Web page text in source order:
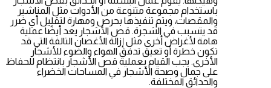
باستخدام مجموعة متنوعة من الأدوات مثل المناشير
والمقصات، ويتم تنفيذها بحرص ومهارة لتقليل أي ضرر
قد يتسبب في الشجرة. قص الأشجار يعد أيضًا عملية
هامة لأغراض أخرى مثل إزالة الأغصان التالفة التي قد
تكون خطرة أو تعيق تدفق الهواء والضوء للأشجار
الأخرى. يجب القيام بعملية قص الأشجار بانتظام للحفاظ
على جمال وصحة الأشجار في المساحات الخضراء
والحدائق المختلفة.